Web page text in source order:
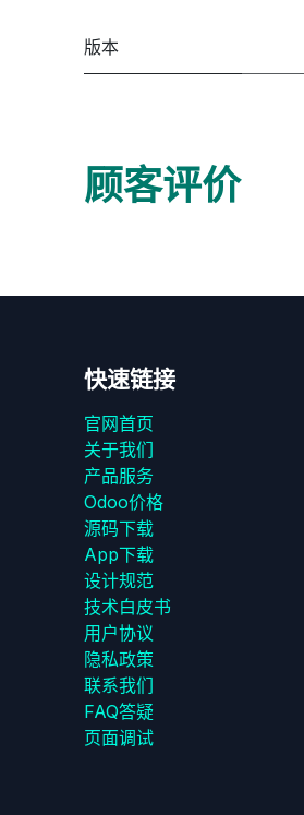
版本
顾客评价
快速链接
官网首页
关于我们
产品服务
Odoo价格
源码下载
App下载
设计规范
技术白皮书
用户协议
‎隐私政策‎
联系我们
FAQ答疑
页面调试